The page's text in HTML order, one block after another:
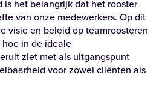
is het belangrijk dat het rooster
van onze medewerkers. Op dit
visie en beleid op teamroosteren
in de ideale
ziet met als uitgangspunt
voor zowel cliënten als